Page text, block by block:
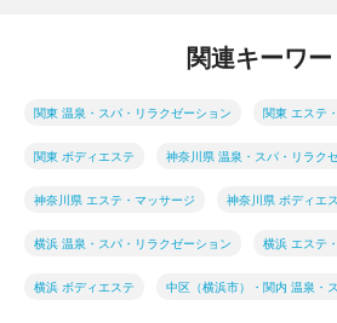
関連キーワ
関東 温泉・スパ・リラクゼーション 関東 エステ
関東 ボディエステ 神奈川県 温泉・スパ・リラク
神奈川県 エステ・マッサージ 神奈川県 ボディエ
横浜 温泉・スパ・リラクゼーション 横浜 エステ
横浜 ボディエステ 中区（横浜市）・関内 温泉・